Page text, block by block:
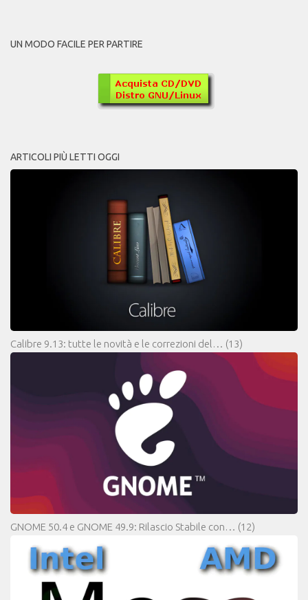
UN MODO FACILE PER PARTIRE
ARTICOLI PIÙ LETTI OGGI
Calibre 9.13: tutte le novità e le correzioni del… (13)
GNOME 50.4 e GNOME 49.9: Rilascio Stabile con… (12)